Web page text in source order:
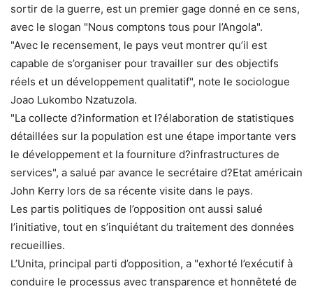
sortir de la guerre, est un premier gage donné en ce sens,
avec le slogan "Nous comptons tous pour l’Angola".
"Avec le recensement, le pays veut montrer qu’il est
capable de s’organiser pour travailler sur des objectifs
réels et un développement qualitatif", note le sociologue
Joao Lukombo Nzatuzola.
"La collecte d?information et l?élaboration de statistiques
détaillées sur la population est une étape importante vers
le développement et la fourniture d?infrastructures de
services", a salué par avance le secrétaire d?Etat américain
John Kerry lors de sa récente visite dans le pays.
Les partis politiques de l’opposition ont aussi salué
l’initiative, tout en s’inquiétant du traitement des données
recueillies.
L’Unita, principal parti d’opposition, a "exhorté l’exécutif à
conduire le processus avec transparence et honnêteté de